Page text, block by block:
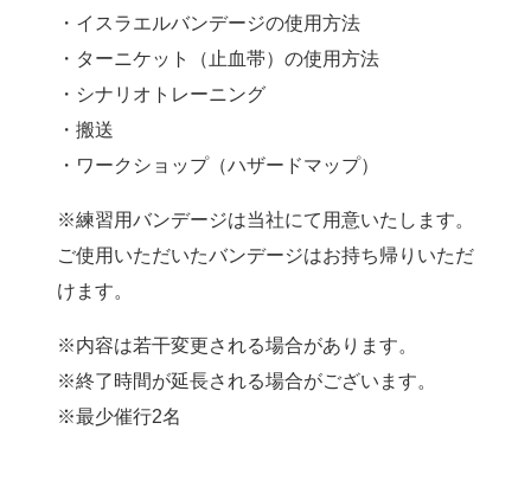
・イスラエルバンデージの使用方法
・ターニケット（止血帯）の使用方法
・シナリオトレーニング
・搬送
・ワークショップ（ハザードマップ）
※練習用バンデージは当社にて用意いたします。
ご使用いただいたバンデージはお持ち帰りいただ
けます。
※内容は若干変更される場合があります。
※終了時間が延長される場合がございます。
※最少催行2名